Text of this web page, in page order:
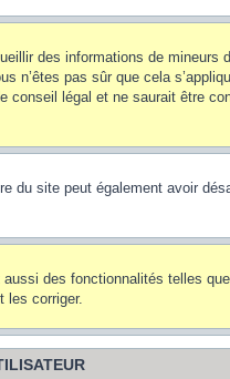
des informations de mineurs
n’êtes pas sûr que cela
conseil légal et ne saurait être
du site peut également avoir
des fonctionnalités telles
les corriger.